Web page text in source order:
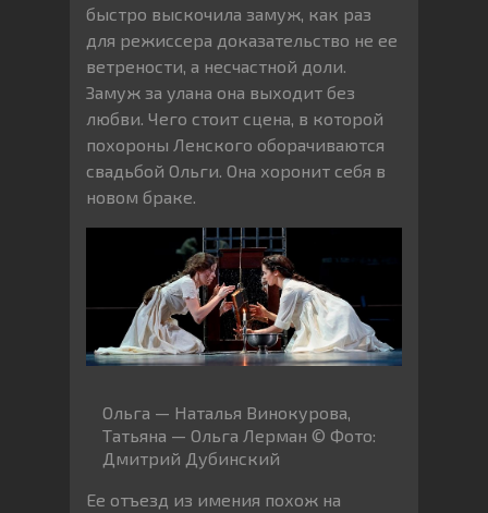
быстро выскочила замуж, как раз
для режиссера доказательство не ее
ветрености, а несчастной доли.
Замуж за улана она выходит без
любви. Чего стоит сцена, в которой
похороны Ленского оборачиваются
свадьбой Ольги. Она хоронит себя в
новом браке.
Ольга — Наталья Винокурова,
Татьяна — Ольга Лерман © Фото:
Дмитрий Дубинский
Ее отъезд из имения похож на